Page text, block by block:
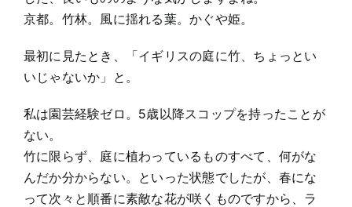
京都。竹林。風に揺れる葉。かぐや姫。
最初に見たとき、「イギリスの庭に竹、ちょっとい
いじゃないか」と。
私は園芸経験ゼロ。5歳以降スコップを持ったことが
ない。
竹に限らず、庭に植わっているものすべて、何がな
んだか分からない。といった状態でしたが、春にな
って次々と順番に素敵な花が咲くものですから、ラ